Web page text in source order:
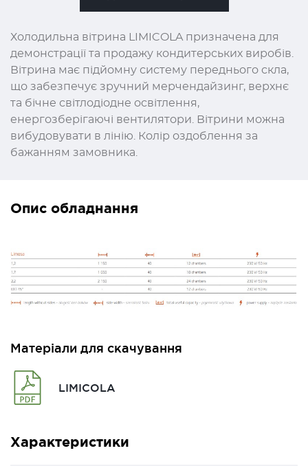
Холодильна вітрина LIMICOLA призначена для
демонстрації та продажу кондитерських виробів.
Вітрина має підйомну систему переднього скла,
що забезпечує зручний мерчендайзинг, верхнє
та бічне світлодіодне освітлення,
енергозберігаючі вентилятори. Вітрини можна
вибудовувати в лінію. Колір оздоблення за
бажанням замовника.
Опис обладнання
Матеріали для скачування
LIMICOLA
Характеристики